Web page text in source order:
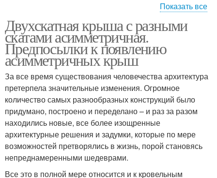
Разный угол Разная длина
Разные скаты
Показать все
Двухскатная крыша с разными
скатами асимметричная.
Предпосылки к появлению
асимметричных крыш
За все время существования человечества архитектура
претерпела значительные изменения. Огромное
количество самых разнообразных конструкций было
придумано, построено и переделано – и раз за разом
находились новые, все более изощренные
архитектурные решения и задумки, которые по мере
возможностей претворялись в жизнь, порой становясь
непреднамеренными шедеврами.
Все это в полной мере относится и к кровельным